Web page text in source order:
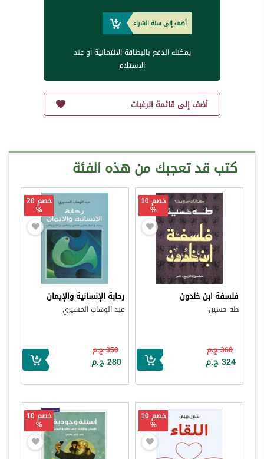
أضف إلى سلة الشراء
يمكنك الدفع بالبطاقة الائتمانية أو عند
الاستلام
أضف إلى قائمة الرغبات
كتب قد تعجبك من هذه الفئة
خصم 10
%
فلسفة ابن خلدون
طه حسين
360 ج.م
324 ج.م
خصم 20
%
رحابة الإنسانية والإيمان
عبد الوهاب المسيري
350 ج.م
280 ج.م
خصم 10
%
خصم 10
%